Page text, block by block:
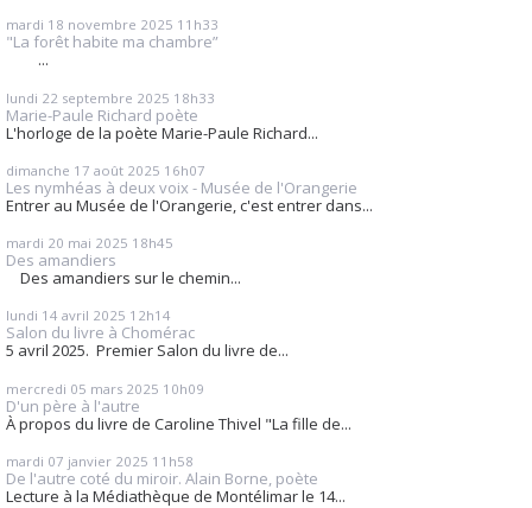
mardi 18 novembre 2025 11h33
"La forêt habite ma chambre”
...
lundi 22 septembre 2025 18h33
Marie-Paule Richard poète
L'horloge de la poète Marie-Paule Richard...
dimanche 17 août 2025 16h07
Les nymhéas à deux voix - Musée de l'Orangerie
Entrer au Musée de l'Orangerie, c'est entrer dans...
mardi 20 mai 2025 18h45
Des amandiers
Des amandiers sur le chemin...
lundi 14 avril 2025 12h14
Salon du livre à Chomérac
5 avril 2025. Premier Salon du livre de...
mercredi 05 mars 2025 10h09
D'un père à l'autre
À propos du livre de Caroline Thivel "La fille de...
mardi 07 janvier 2025 11h58
De l'autre coté du miroir. Alain Borne, poète
Lecture à la Médiathèque de Montélimar le 14...